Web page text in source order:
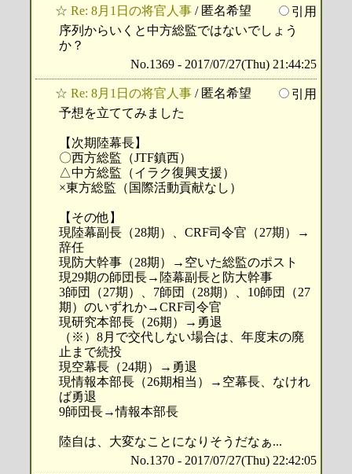
☆ Re: 8月1日の将官人事 / 匿名希望
引用
序列からいくと中方総監ではないでしょう
か？
No.1369 - 2017/07/27(Thu) 21:44:25
☆ Re: 8月1日の将官人事 / 匿名希望
引用
予想を立ててみました
【次期陸幕長】
〇西方総監（JTF鎮西）
△中方総監（イラク復興支援）
×東方総監（国際活動貢献なし）
【その他】
現陸幕副長（28期）、CRF司令官（27期）→
辞任
現防大幹事（28期）→空いた総監のポスト
現29期の師団長→陸幕副長と防大幹事
3師団（27期）、7師団（28期）、10師団（27
期）のいずれか→CRF司令官
現研究本部長（26期）→勇退
（※）8月で交代しない場合は、年度末の廃
止まで続投
現空幕長（24期）→勇退
現情報本部長（26期相当）→空幕長、なけれ
ば勇退
9師団長→情報本部長
陸自は、大変なことになりそうだなぁ...
No.1370 - 2017/07/27(Thu) 22:42:05